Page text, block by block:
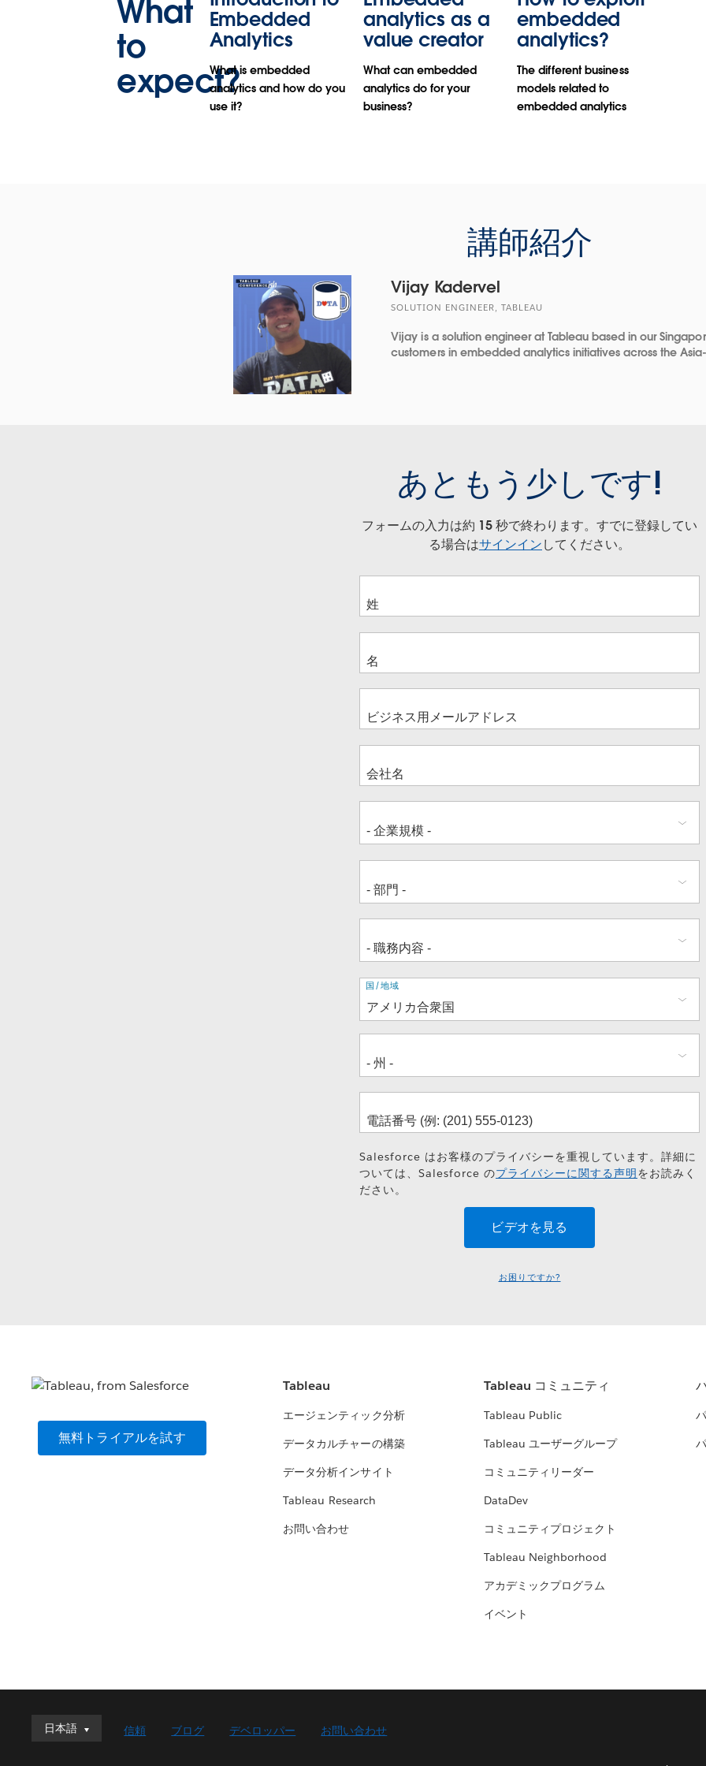
What
to
expect?
Embedded
Analytics
What is embedded
analytics and how do you
use it?
analytics as a
value creator
What can embedded
analytics do for your
business?
embedded
analytics?
The different business
models related to
embedded analytics
講師紹介
Vijay Kadervel
SOLUTION ENGINEER, TABLEAU
Vijay is a solution engineer at Tableau based in our
customers in embedded analytics initiatives across the
あともう少しです!
フォームの入力は約 15 秒で終わります。すでに登録してい
る場合はサインインしてください。
住
所
国/地域
Salesforce はお客様のプライバシーを重視しています。詳細に
ついては、Salesforce のプライバシーに関する声明をお読みく
ださい。
お困りですか?
無料トライアルを試す
Tableau
エージェンティック分析
データカルチャーの構築
データ分析インサイト
Tableau Research
お問い合わせ
Tableau コミュニティ
Tableau Public
Tableau ユーザーグループ
コミュニティリーダー
DataDev
コミュニティプロジェクト
Tableau Neighborhood
アカデミックプログラム
イベント
日本語
日本語
信頼 ブログ デベロッパー お問い合わせ